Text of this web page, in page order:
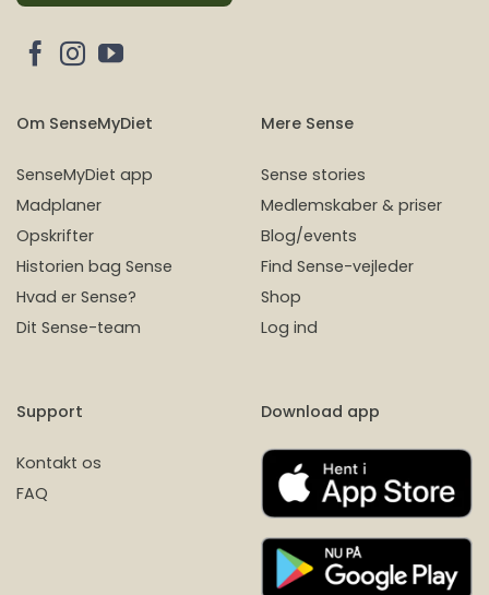
Om SenseMyDiet
SenseMyDiet app
Madplaner
Opskrifter
Historien bag Sense
Hvad er Sense?
Dit Sense-team
Mere Sense
Sense stories
Medlemskaber & priser
Blog/events
Find Sense-vejleder
Shop
Log ind
Support
Kontakt os
FAQ
Download app